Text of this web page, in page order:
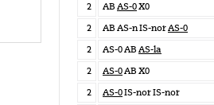
2
AB AS-0X0
2
AB AS-n IS-norAS-0
2
AS-0 AB AS-la
2
AS-0AB X0
2
AS-0IS-nor IS-nor